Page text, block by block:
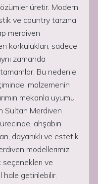
üretir. Modern
ve country tarzına
merdiven
korkulukları, sadece
zamanda
Bu nedenle,
malzemenin
mekanla uyumu
Sultan Merdiven
ahşabın
dayanıklı ve estetik
modellerimiz,
seçenekleri ve
hale getirilebilir.